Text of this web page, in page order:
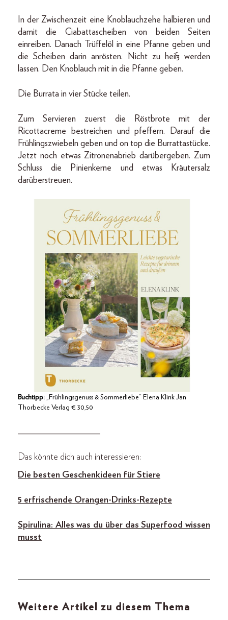
In der Zwischenzeit eine Knoblauchzehe halbieren und
damit die Ciabattascheiben von beiden Seiten
einreiben. Danach Trüffelöl in eine Pfanne geben und
die Scheiben darin anrösten. Nicht zu heiß werden
lassen. Den Knoblauch mit in die Pfanne geben.
Die Burrata in vier Stücke teilen.
Zum Servieren zuerst die Röstbrote mit der
Ricottacreme bestreichen und pfeffern. Darauf die
Frühlingszwiebeln geben und on top die Burrattastücke.
Jetzt noch etwas Zitronenabrieb darübergeben. Zum
Schluss die Pinienkerne und etwas Kräutersalz
darüberstreuen.
Buchtipp: „Frühlingsgenuss & Sommerliebe“ Elena Klink Jan
Thorbecke Verlag € 30,50
__________________
Das könnte dich auch interessieren:
Die besten Geschenkideen für Stiere
5 erfrischende Orangen-Drinks-Rezepte
Spirulina: Alles was du über das Superfood wissen
musst
Weitere Artikel zu diesem Thema